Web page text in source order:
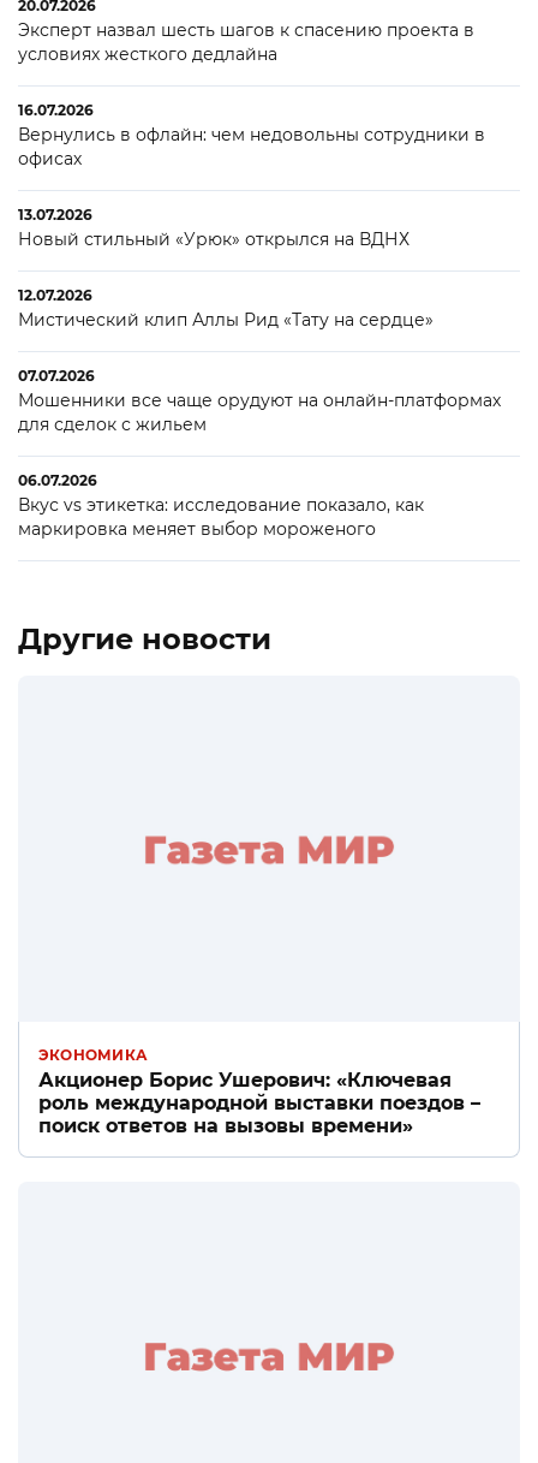
20.07.2026
Эксперт назвал шесть шагов к спасению проекта в
условиях жесткого дедлайна
16.07.2026
Вернулись в офлайн: чем недовольны сотрудники в
офисах
13.07.2026
Новый стильный «Урюк» открылся на ВДНХ
12.07.2026
Мистический клип Аллы Рид «Тату на сердце»
07.07.2026
Мошенники все чаще орудуют на онлайн-платформах
для сделок с жильем
06.07.2026
Вкус vs этикетка: исследование показало, как
маркировка меняет выбор мороженого
Другие новости
ЭКОНОМИКА
Акционер Борис Ушерович: «Ключевая
роль международной выставки поездов –
поиск ответов на вызовы времени»